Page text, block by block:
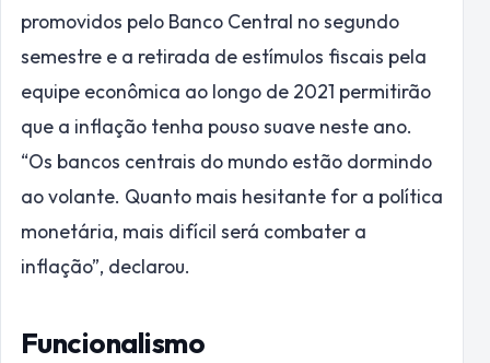
promovidos pelo Banco Central no segundo
semestre e a retirada de estímulos fiscais pela
equipe econômica ao longo de 2021 permitirão
que a inflação tenha pouso suave neste ano.
“Os bancos centrais do mundo estão dormindo
ao volante. Quanto mais hesitante for a política
monetária, mais difícil será combater a
inflação”, declarou.
Funcionalismo